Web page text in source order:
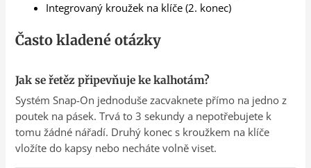
Integrovaný kroužek na klíče (2. konec)
Často kladené otázky
Jak se řetěz připevňuje ke kalhotám?
Systém Snap-On jednoduše zacvaknete přímo na jedno z
poutek na pásek. Trvá to 3 sekundy a nepotřebujete k
tomu žádné nářadí. Druhý konec s kroužkem na klíče
vložíte do kapsy nebo necháte volně viset.